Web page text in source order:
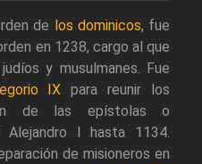
de los dominicos, fue
en 1238, cargo al que
y musulmanes. Fue
IX para reunir los
de las epístolas o
I hasta 1134.
de misioneros en